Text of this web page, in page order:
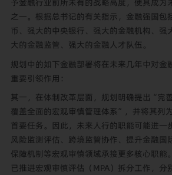
之一。根据总书记的有关指示，金融强国
币、强大的中央银行、强大的金融机构、强
大的金融监管、强大的金融人才队伍。
规划中的如下金融部署将在未来几年中对金
重要引领作用：
其一，在体制改革层面，规划明确提出“完
覆盖全面的宏观审慎管理体系”，并将其列
首要任务。因此，未来人行的职能可能进一
风险监测评估、跨境监管协作、提升金融国
保障机制等宏观审慎领域承接更多核心职能
已推进宏观审慎评估（MPA）拆分工作，分